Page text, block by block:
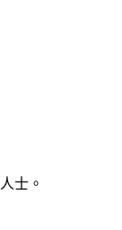
士。